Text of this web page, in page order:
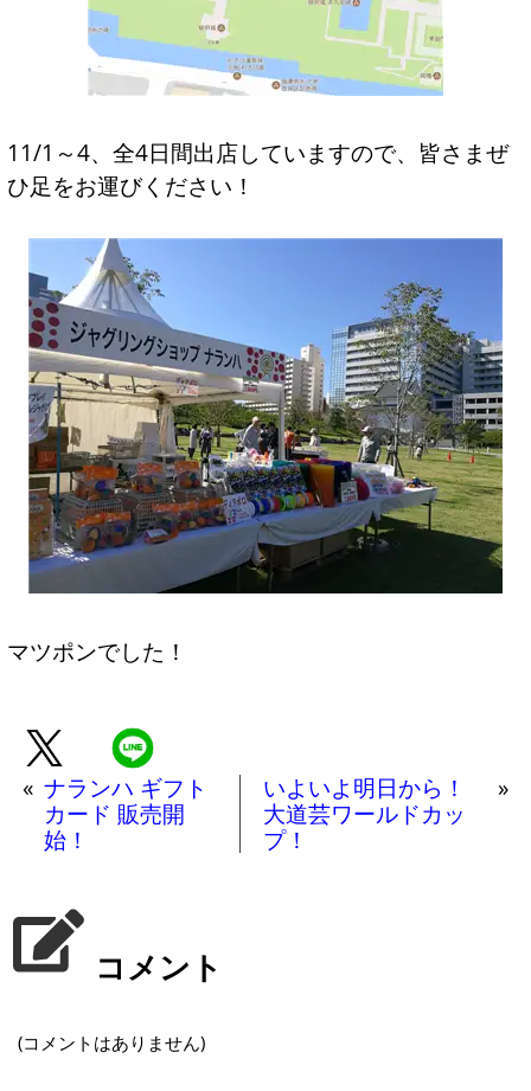
11/1～4、全4日間出店していますので、皆さまぜ
ひ足をお運びください！
マツポンでした！
« ナランハ ギフト
カード 販売開
始！
いよいよ明日から！
大道芸ワールドカッ
プ！
»
コメント
(コメントはありません)